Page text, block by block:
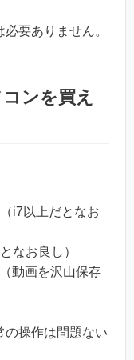
要ありません。
ンを買え
i7以上だとなお
なお良し）
動画を沢山保存
の操作は問題ない